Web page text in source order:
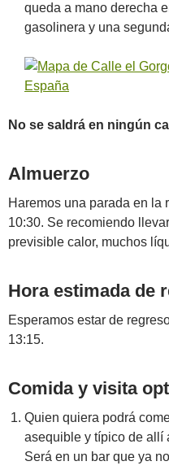
queda a mano derecha
gasolinera y una
No se saldrá en ningún
Almuerzo
Haremos una parada en la
10:30. Se recomiendo
previsible calor, muchos
Hora estimada de
Esperamos estar de
13:15.
Comida y visita
Quien quiera podrá
asequible y típico de allí
Será en un bar que ya